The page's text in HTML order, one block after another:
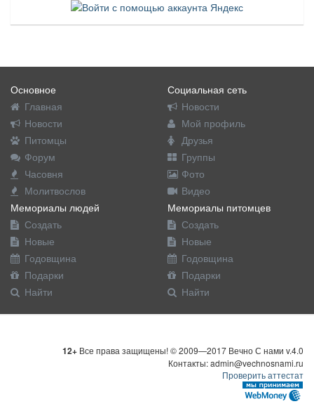
Основное
Главная
Новости
Питомцы
Форум
Часовня
Молитвослов
Социальная сеть
Новости
Мой профиль
Друзья
Группы
Фото
Видео
Мемориалы людей
Создать
Новые
Годовщина
Подарки
Найти
Мемориалы питомцев
Создать
Новые
Годовщина
Подарки
Найти
12+ Все права защищены! © 2009—2017 Вечно С нами v.4.0
Контакты: admin@vechnosnami.ru
Проверить аттестат